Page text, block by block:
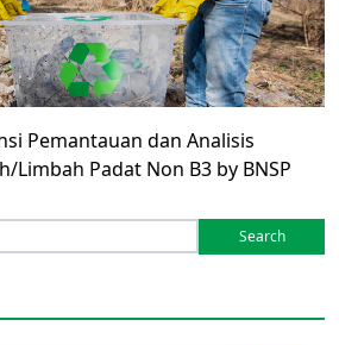
Pemantauan dan Analisis
Limbah Padat Non B3 by BNSP